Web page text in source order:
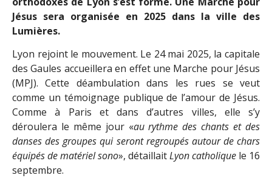
Jésus sera organisée en 2025 dans la ville des
Lumières.
Lyon rejoint le mouvement. Le 24 mai 2025, la capitale
des Gaules accueillera en effet une Marche pour Jésus
(MPJ). Cette déambulation dans les rues se veut
comme un témoignage publique de l’amour de Jésus.
Comme à Paris et dans d’autres villes, elle s’y
déroulera le même jour «au rythme des chants et des
danses des groupes qui seront regroupés autour de chars
équipés de matériel sono», détaillaitLyon catholique le 16
septembre.